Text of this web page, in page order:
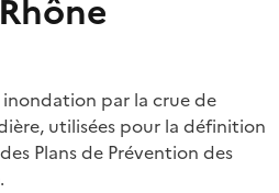
inondation par la crue de
utilisées pour la définition
Plans de Prévention des